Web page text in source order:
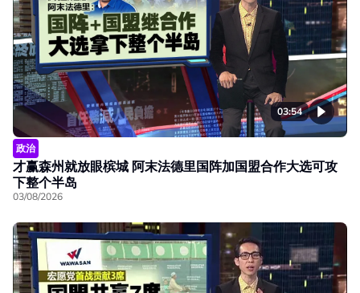
03:54
政治
才赢森州就放眼槟城 阿末法德里国阵加国盟合作大选可攻
下整个半岛
03/08/2026